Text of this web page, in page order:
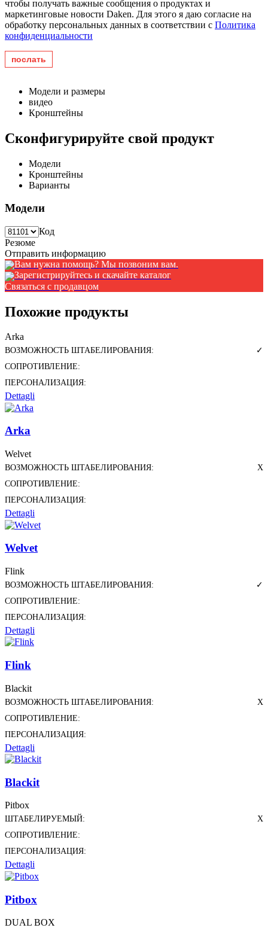
чтобы получать важные сообщения о продуктах и ​​
маркетинговые новости Daken. Для этого я даю согласие на
обработку персональных данных в соответствии с Политика
конфиденциальности
Модели и размеры
видео
Кронштейны
Сконфигурируйте свой продукт
Модели
Кронштейны
Варианты
Модели
Код
Резюме
Отправить информацию
Вам нужна помощь? Мы позвоним вам.
Зарегистрируйтесь и скачайте каталог
Связаться с продавцом
Похожие продукты
Arka
ВОЗМОЖНОСТЬ ШТАБЕЛИРОВАНИЯ:
✓
СОПРОТИВЛЕНИЕ:
ПЕРСОНАЛИЗАЦИЯ:
Dettagli
Arka
Welvet
ВОЗМОЖНОСТЬ ШТАБЕЛИРОВАНИЯ:
X
СОПРОТИВЛЕНИЕ:
ПЕРСОНАЛИЗАЦИЯ:
Dettagli
Welvet
Flink
ВОЗМОЖНОСТЬ ШТАБЕЛИРОВАНИЯ:
✓
СОПРОТИВЛЕНИЕ:
ПЕРСОНАЛИЗАЦИЯ:
Dettagli
Flink
Blackit
ВОЗМОЖНОСТЬ ШТАБЕЛИРОВАНИЯ:
X
СОПРОТИВЛЕНИЕ:
ПЕРСОНАЛИЗАЦИЯ:
Dettagli
Blackit
Pitbox
ШТАБЕЛИРУЕМЫЙ:
X
СОПРОТИВЛЕНИЕ:
ПЕРСОНАЛИЗАЦИЯ:
Dettagli
Pitbox
DUAL BOX